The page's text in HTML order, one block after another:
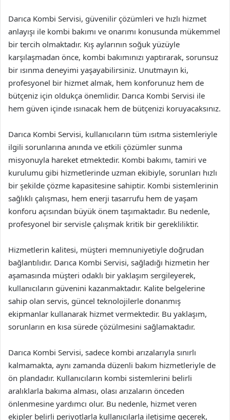
Darıca Kombi Servisi, güvenilir çözümleri ve hızlı hizmet
anlayışı ile kombi bakımı ve onarımı konusunda mükemmel
bir tercih olmaktadır. Kış aylarının soğuk yüzüyle
karşılaşmadan önce, kombi bakımınızı yaptırarak, sorunsuz
bir ısınma deneyimi yaşayabilirsiniz. Unutmayın ki,
profesyonel bir hizmet almak, hem konforunuz hem de
bütçeniz için oldukça önemlidir. Darıca Kombi Servisi ile
hem güven içinde ısınacak hem de bütçenizi koruyacaksınız.
Darıca Kombi Servisi, kullanıcıların tüm ısıtma sistemleriyle
ilgili sorunlarına anında ve etkili çözümler sunma
misyonuyla hareket etmektedir. Kombi bakımı, tamiri ve
kurulumu gibi hizmetlerinde uzman ekibiyle, sorunları hızlı
bir şekilde çözme kapasitesine sahiptir. Kombi sistemlerinin
sağlıklı çalışması, hem enerji tasarrufu hem de yaşam
konforu açısından büyük önem taşımaktadır. Bu nedenle,
profesyonel bir servisle çalışmak kritik bir gerekliliktir.
Hizmetlerin kalitesi, müşteri memnuniyetiyle doğrudan
bağlantılıdır. Darıca Kombi Servisi, sağladığı hizmetin her
aşamasında müşteri odaklı bir yaklaşım sergileyerek,
kullanıcıların güvenini kazanmaktadır. Kalite belgelerine
sahip olan servis, güncel teknolojilerle donanmış
ekipmanlar kullanarak hizmet vermektedir. Bu yaklaşım,
sorunların en kısa sürede çözülmesini sağlamaktadır.
Darıca Kombi Servisi, sadece kombi arızalarıyla sınırlı
kalmamakta, aynı zamanda düzenli bakım hizmetleriyle de
ön plandadır. Kullanıcıların kombi sistemlerini belirli
aralıklarla bakıma alması, olası arızaların önceden
önlenmesine yardımcı olur. Bu nedenle, hizmet veren
ekipler belirli periyotlarla kullanıcılarla iletişime geçerek,